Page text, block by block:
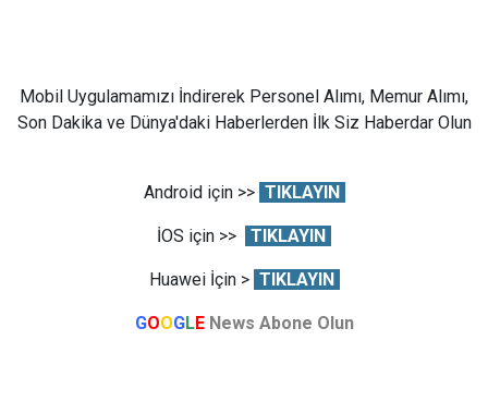
Mobil Uygulamamızı İndirerek Personel Alımı, Memur Alımı,
Son Dakika ve Dünya'daki Haberlerden İlk Siz Haberdar Olun
Android için >> TIKLAYIN
İOS için >> TIKLAYIN
Huawei İçin > TIKLAYIN
GOOGLE News Abone Olun